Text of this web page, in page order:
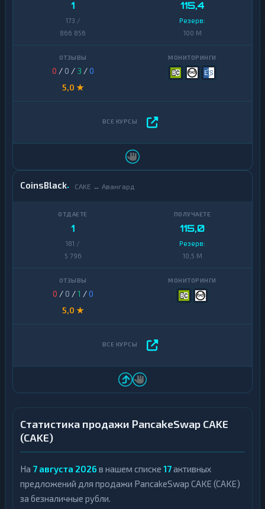
1
173 /
866 856
115,4
Резерв:
100 M
0 / 0 / 3 /0
5,0 ★
CoinsBlack CAKE ↔ Авангард
1
181 /
5 796
115,0
Резерв:
10,5 M
0 / 0 /1 /0
5,0 ★
Статистика продажи PancakeSwap CAKE
(CAKE)
На 7 августа 2026 в нашем списке 17активных
предложений для продажи PancakeSwap CAKE (CAKE)
за безналичные рубли.